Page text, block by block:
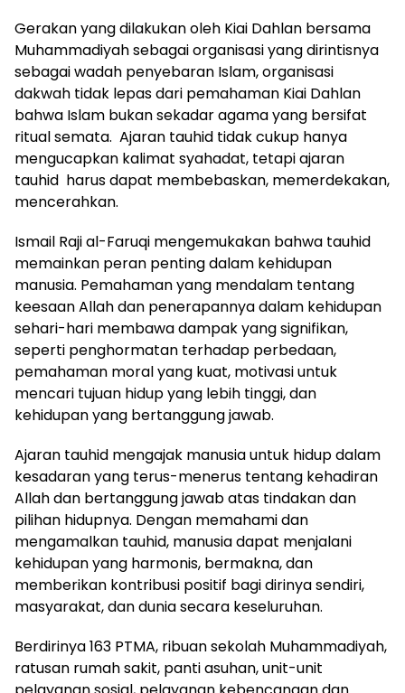
Gerakan yang dilakukan oleh Kiai Dahlan bersama
Muhammadiyah sebagai organisasi yang dirintisnya
sebagai wadah penyebaran Islam, organisasi
dakwah tidak lepas dari pemahaman Kiai Dahlan
bahwa Islam bukan sekadar agama yang bersifat
ritual semata. Ajaran tauhid tidak cukup hanya
mengucapkan kalimat syahadat, tetapi ajaran
tauhid harus dapat membebaskan, memerdekakan,
mencerahkan.
Ismail Raji al-Faruqi mengemukakan bahwa tauhid
memainkan peran penting dalam kehidupan
manusia. Pemahaman yang mendalam tentang
keesaan Allah dan penerapannya dalam kehidupan
sehari-hari membawa dampak yang signifikan,
seperti penghormatan terhadap perbedaan,
pemahaman moral yang kuat, motivasi untuk
mencari tujuan hidup yang lebih tinggi, dan
kehidupan yang bertanggung jawab.
Ajaran tauhid mengajak manusia untuk hidup dalam
kesadaran yang terus-menerus tentang kehadiran
Allah dan bertanggung jawab atas tindakan dan
pilihan hidupnya. Dengan memahami dan
mengamalkan tauhid, manusia dapat menjalani
kehidupan yang harmonis, bermakna, dan
memberikan kontribusi positif bagi dirinya sendiri,
masyarakat, dan dunia secara keseluruhan.
Berdirinya 163 PTMA, ribuan sekolah Muhammadiyah,
ratusan rumah sakit, panti asuhan, unit-unit